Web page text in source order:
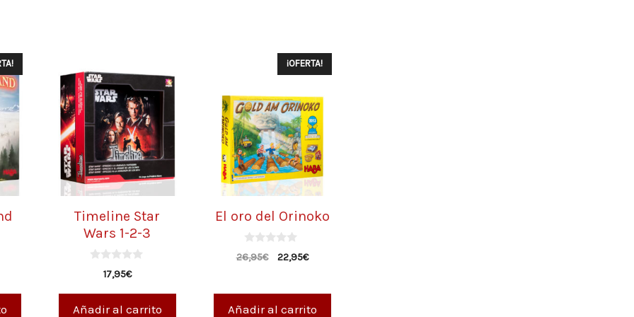
Timeline Star
Wars 1-2-3
17,95€
Añadir al carrito
¡OFERTA!
El oro del Orinoko
0
d
26,95€ 22,95€
Añadir al carrito